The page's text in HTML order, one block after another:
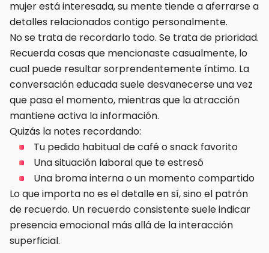
mujer está interesada, su mente tiende a aferrarse a
detalles relacionados contigo personalmente.
No se trata de recordarlo todo. Se trata de prioridad.
Recuerda cosas que mencionaste casualmente, lo
cual puede resultar sorprendentemente íntimo. La
conversación educada suele desvanecerse una vez
que pasa el momento, mientras que la atracción
mantiene activa la información.
Quizás la notes recordando:
Tu pedido habitual de café o snack favorito
Una situación laboral que te estresó
Una broma interna o un momento compartido
Lo que importa no es el detalle en sí, sino el patrón
de recuerdo. Un recuerdo consistente suele indicar
presencia emocional más allá de la interacción
superficial.